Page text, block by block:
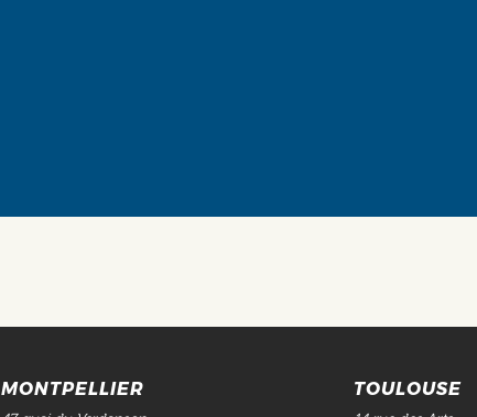
MONTPELLIER TOULOUSE